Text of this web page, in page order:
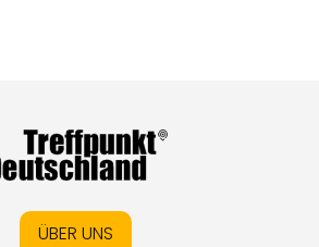
ÜBER UNS